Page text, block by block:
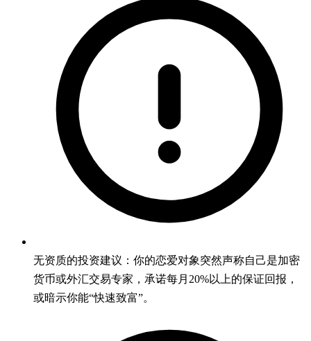
无资质的投资建议：你的恋爱对象突然声称自己是加密
货币或外汇交易专家，承诺每月20%以上的保证回报，
或暗示你能“快速致富”。